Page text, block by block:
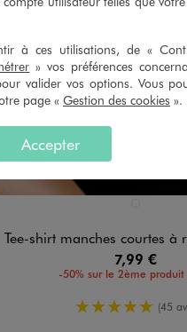
Tee-shirt manches courtes à revers coupe loose et
7,99 €
-50% sur le 2ème produit
5/5 de (45
à ces utilisations, de «
» vos préférences
valider vos options. Vous
page « Gestion des cookies ».
Accepter